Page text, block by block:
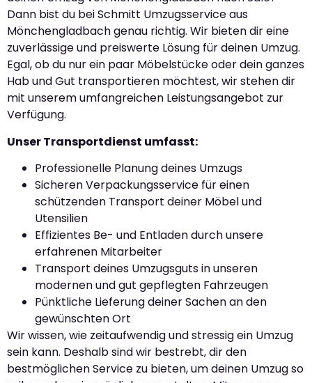
Dann bist du bei Schmitt Umzugsservice aus
Mönchengladbach genau richtig. Wir bieten dir eine
zuverlässige und preiswerte Lösung für deinen Umzug.
Egal, ob du nur ein paar Möbelstücke oder dein ganzes
Hab und Gut transportieren möchtest, wir stehen dir
mit unserem umfangreichen Leistungsangebot zur
Verfügung.
Unser Transportdienst umfasst:
Professionelle Planung deines Umzugs
Sicheren Verpackungsservice für einen
schützenden Transport deiner Möbel und
Utensilien
Effizientes Be- und Entladen durch unsere
erfahrenen Mitarbeiter
Transport deines Umzugsguts in unseren
modernen und gut gepflegten Fahrzeugen
Pünktliche Lieferung deiner Sachen an den
gewünschten Ort
Wir wissen, wie zeitaufwendig und stressig ein Umzug
sein kann. Deshalb sind wir bestrebt, dir den
bestmöglichen Service zu bieten, um deinen Umzug so